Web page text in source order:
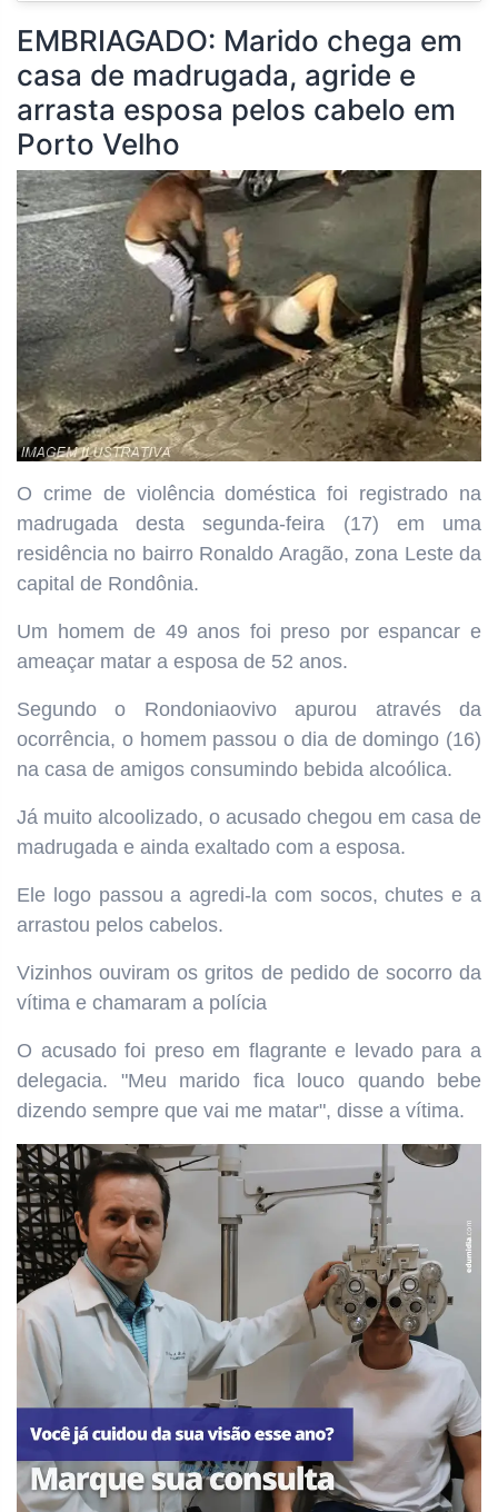
EMBRIAGADO: Marido chega em
casa de madrugada, agride e
arrasta esposa pelos cabelo em
Porto Velho
O crime de violência doméstica foi registrado na
madrugada desta segunda-feira (17) em uma
residência no bairro Ronaldo Aragão, zona Leste da
capital de Rondônia.
Um homem de 49 anos foi preso por espancar e
ameaçar matar a esposa de 52 anos.
Segundo o Rondoniaovivo apurou através da
ocorrência, o homem passou o dia de domingo (16)
na casa de amigos consumindo bebida alcoólica.
Já muito alcoolizado, o acusado chegou em casa de
madrugada e ainda exaltado com a esposa.
Ele logo passou a agredi-la com socos, chutes e a
arrastou pelos cabelos.
Vizinhos ouviram os gritos de pedido de socorro da
vítima e chamaram a polícia
O acusado foi preso em flagrante e levado para a
delegacia. "Meu marido fica louco quando bebe
dizendo sempre que vai me matar", disse a vítima.